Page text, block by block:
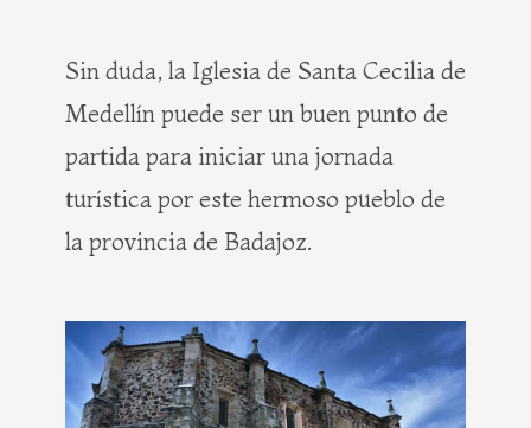
Sin duda, la Iglesia de Santa Cecilia de
Medellín puede ser un buen punto de
partida para iniciar una jornada
turística por este hermoso pueblo de
la provincia de Badajoz.